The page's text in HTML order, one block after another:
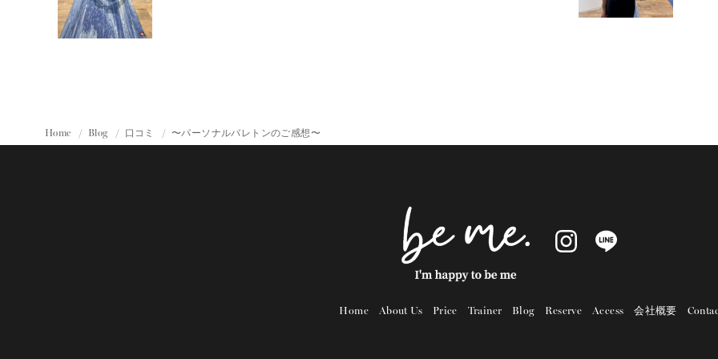
Home Blog 口コミ 〜パーソナルバレトンのご感想〜
Home About Us Price Trainer Blog Reserve Access 会社概要